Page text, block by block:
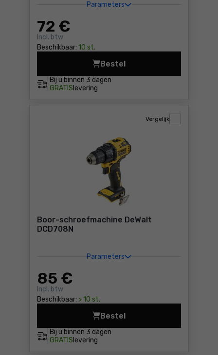
Parameters
72 €
Incl. btw
Beschikbaar: 10 st.
Bij u binnen 3 dagen
GRATIS levering
Bestel
Klopboor-/schroefmachine
Boor-schroefmachine DeWalt
DCD708N
Parameters
85 €
Incl. btw
Beschikbaar: > 10 st.
Vergelijk
Bij u binnen 3 dagen
GRATIS levering
Bestel
Boor-schroefmachine